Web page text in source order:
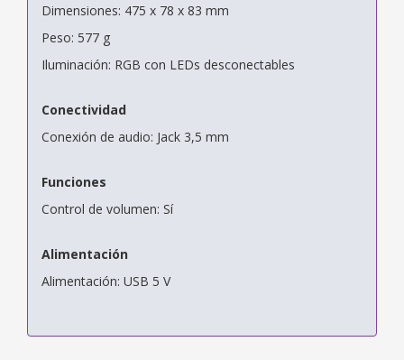
Dimensiones: 475 x 78 x 83 mm
Peso: 577 g
Iluminación: RGB con LEDs desconectables
Conectividad
Conexión de audio: Jack 3,5 mm
Funciones
Control de volumen: Sí
Alimentación
Alimentación: USB 5 V